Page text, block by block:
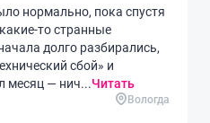
нормально, пока спустя
то странные
долго разбирались,
сбой» и
месяц — нич...Читать
Вологда